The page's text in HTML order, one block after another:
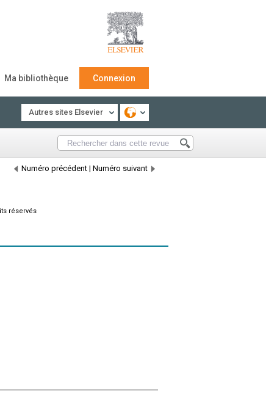
Ma bibliothèque Connexion
Autres sites Elsevier
Numéro précédent | Numéro suivant
réservés